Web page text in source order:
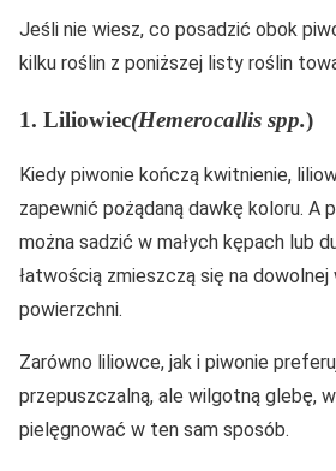
Jeśli nie wiesz, co posadzić obok
kilku roślin z poniższej listy roślin
1. Liliowiec(Hemerocallis spp.)
Kiedy piwonie kończą kwitnienie,
zapewnić pożądaną dawkę koloru. A
można sadzić w małych kępach lub
łatwością zmieszczą się na
powierzchni.
Zarówno liliowce, jak i piwonie
przepuszczalną, ale wilgotną glebę,
pielęgnować w ten sam sposób.